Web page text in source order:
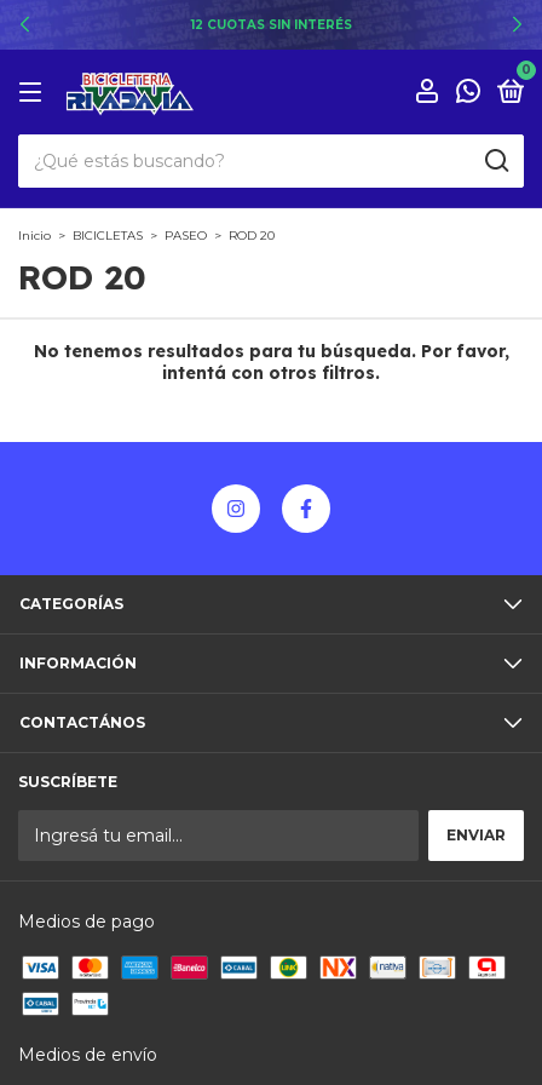
12 CUOTAS SIN INTERÉS
0
Inicio > BICICLETAS > PASEO > ROD 20
ROD 20
No tenemos resultados para tu búsqueda. Por favor,
intentá con otros filtros.
CATEGORÍAS
INFORMACIÓN
CONTACTÁNOS
SUSCRÍBETE
Medios de pago
Medios de envío